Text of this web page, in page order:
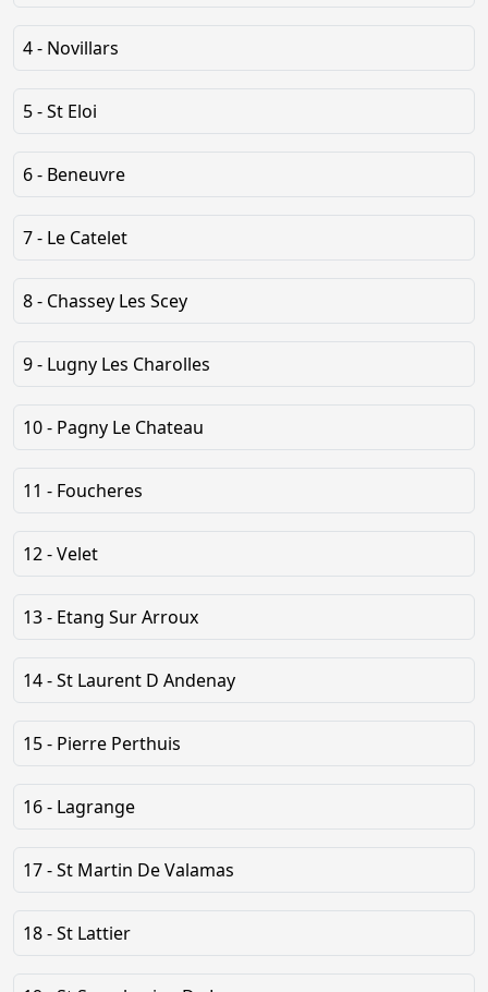
4 - Novillars
5 - St Eloi
6 - Beneuvre
7 - Le Catelet
8 - Chassey Les Scey
9 - Lugny Les Charolles
10 - Pagny Le Chateau
11 - Foucheres
12 - Velet
13 - Etang Sur Arroux
14 - St Laurent D Andenay
15 - Pierre Perthuis
16 - Lagrange
17 - St Martin De Valamas
18 - St Lattier